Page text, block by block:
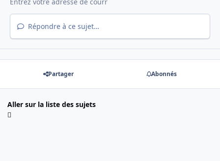
Répondre à ce sujet…
Partager Abonnés
Aller sur la liste des sujets